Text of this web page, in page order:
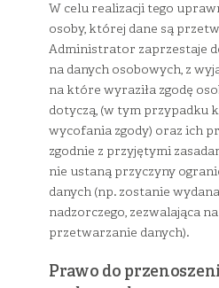
W celu realizacji tego
osoby, której dane są
Administrator zaprzestaje
na danych osobowych, z
na które wyraziła zgodę
dotyczą, (w tym przypadku
wycofania zgody) oraz ich
zgodnie z przyjętymi
nie ustaną przyczyny
danych (np. zostanie
nadzorczego, zezwalająca
przetwarzanie danych).
Prawo do